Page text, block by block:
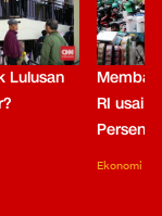
Lulusan
RI usai
Persen
Ekonomi